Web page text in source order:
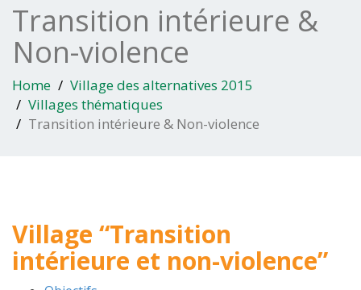
Transition intérieure &
Non-violence
Home
Village des alternatives 2015
Villages thématiques
Transition intérieure & Non-violence
Village “Transition
intérieure et non-violence”